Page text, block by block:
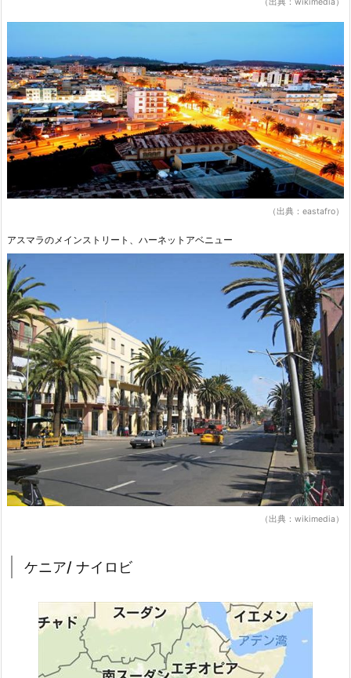
（出典：eastafro）
アスマラのメインストリート、ハーネットアベニュー
（出典：wikimedia）
ケニア/ ナイロビ